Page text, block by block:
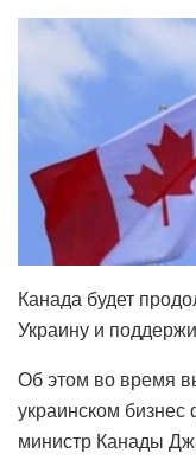
Канада будет
Украину и
Об этом во время
украинском
министр Канады